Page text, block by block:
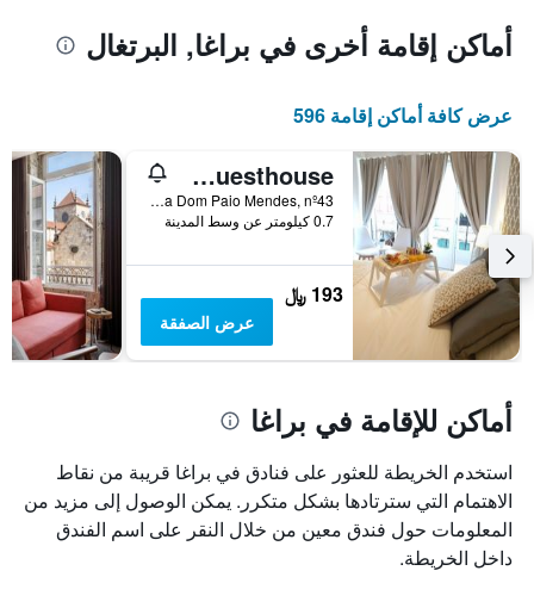
أماكن إقامة أخرى في براغا, البرتغال
عرض كافة أماكن إقامة 596
Sé Guesthouse
Rua Dom Paio Mendes, nº43, براغا, محافظة براغا, البرتغال
0.7 كيلومتر عن وسط المدينة
193 ﷼
عرض الصفقة
أماكن للإقامة في براغا
استخدم الخريطة للعثور على فنادق في براغا قريبة من نقاط
الاهتمام التي سترتادها بشكل متكرر. يمكن الوصول إلى مزيد من
المعلومات حول فندق معين من خلال النقر على اسم الفندق
داخل الخريطة.